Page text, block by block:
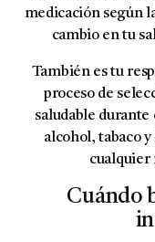
medicación según
cambio en tu
También es tu
proceso de
saludable
alcohol, tabaco
cualquier
Cuándo